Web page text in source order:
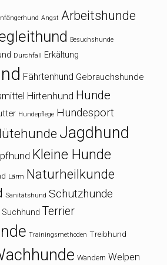
Angst Arbeitshunde
Besuchshunde
Durchfall Erkältung
Fährtenhund Gebrauchshunde
Hirtenhund Hunde
Hundepflege Hundesport
Jagdhund
Kleine Hunde
Lärm Naturheilkunde
Sanitätshund Schutzhunde
Suchhund Terrier
Trainingsmethoden Treibhund
Wandern Welpen